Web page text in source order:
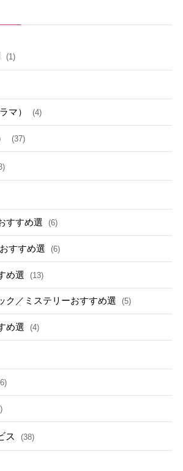
(1)
マ） (4)
(37)
すすめ選 (6)
すすめ選 (6)
め選 (13)
ク／ミステリーおすすめ選 (5)
め選 (4)
ス (38)